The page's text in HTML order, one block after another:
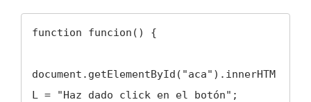
function funcion() {
document.getElementById("aca").innerHTM
L = "Haz dado click en el botón";